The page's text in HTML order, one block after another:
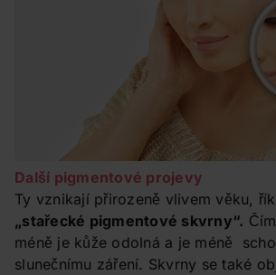
Další pigmentové projevy
Ty vznikají přirozeně vlivem věku,
„stařecké pigmentové skvrny“.
méně je kůže odolná a je méně
slunečnímu záření. Skvrny se také